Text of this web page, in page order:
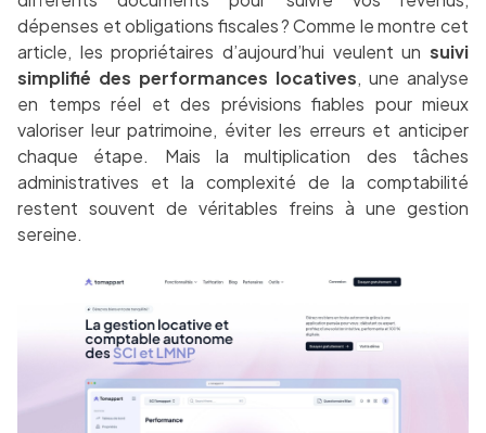
dépenses et obligations fiscales ? Comme le montre cet
article, les propriétaires d’aujourd’hui veulent un suivi
simplifié des performances locatives, une analyse
en temps réel et des prévisions fiables pour mieux
valoriser leur patrimoine, éviter les erreurs et anticiper
chaque étape. Mais la multiplication des tâches
administratives et la complexité de la comptabilité
restent souvent de véritables freins à une gestion
sereine.